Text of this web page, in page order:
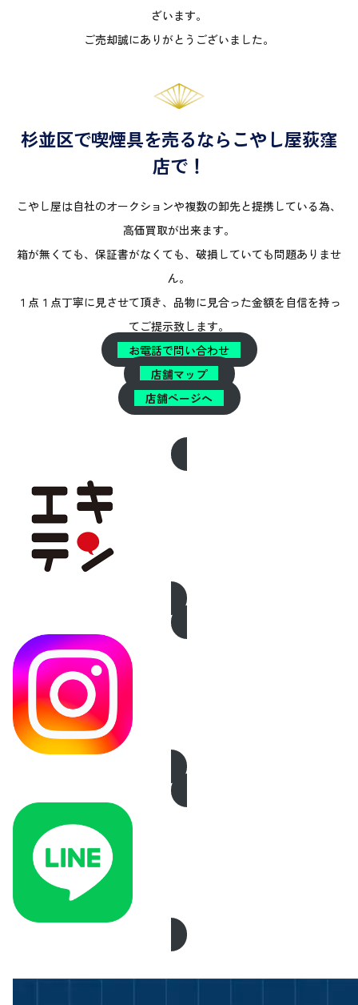
ざいます。
ご売却誠にありがとうございました。
杉並区で喫煙具を売るならこやし屋荻窪
店で！
こやし屋は自社のオークションや複数の卸先と提携している為、
高価買取が出来ます。
箱が無くても、保証書がなくても、破損していても問題ありませ
ん。
１点１点丁寧に見させて頂き、品物に見合った金額を自信を持っ
てご提示致します。
お電話で問い合わせ
店舗マップ
店舗ページへ